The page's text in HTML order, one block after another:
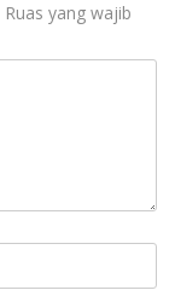
Ruas yang wajib